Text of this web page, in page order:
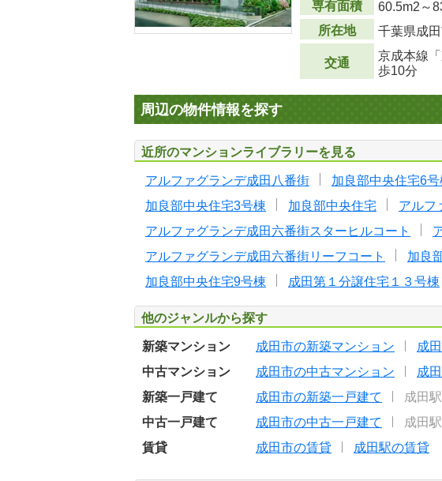
専有面積
60.5m2 ～
所在地
千葉県成
交通
京成本線「
歩10分
周辺の物件情報を探す
近所のマンションライブラリーを見る
アルファグランデ成田八番街 加良部中央住宅6号
加良部中央住宅3号棟
加良部中央住宅 アルフ
アルファグランデ成田六番街スターヒルコート
アルファグランデ成田六番街リーフコート
加良
加良部中央住宅9号棟
成田第１分譲住宅１３号棟
他のジャンルから探す
新築マンション 成田市の新築マンション
成
中古マンション
成田市の中古マンション
成
新築一戸建て
成田市の新築一戸建て
成田
中古一戸建て
成田市の中古一戸建て
成田
賃貸
成田市の賃貸 成田駅の賃貸